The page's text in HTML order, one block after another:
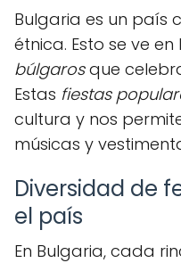
Bulgaria es un país
étnica. Esto se ve en
búlgarosque
Estas fiestas
cultura y nos
músicas y
Diversidad de
el país
En Bulgaria, cada